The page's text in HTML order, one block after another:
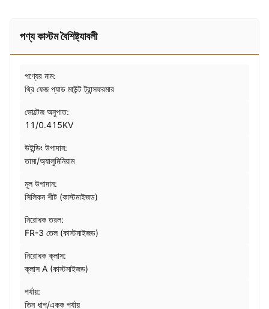
পণ্য কাস্টম বৈশিষ্ট্যাবলী
পণ্যের নাম:
থ্রি ফেজ প্যাড মাউন্ট ট্রান্সফরমার
ভোল্টেজ অনুপাত:
11/0.415KV
উইন্ডিং উপাদান:
তামা/অ্যালুমিনিয়াম
মূল উপাদান:
সিলিকন শীট (কাস্টমাইজড)
নিরোধক তরল:
FR-3 তেল (কাস্টমাইজড)
নিরোধক ক্লাস:
ক্লাস A (কাস্টমাইজড)
পর্যায়:
তিন ধাপ/একক পর্যায়